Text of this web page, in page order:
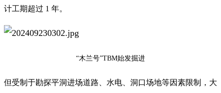
计工期超过 1 年。
“木兰号”TBM始发掘进
但受制于勘探平洞进场道路、水电、洞口场地等因素限制，大